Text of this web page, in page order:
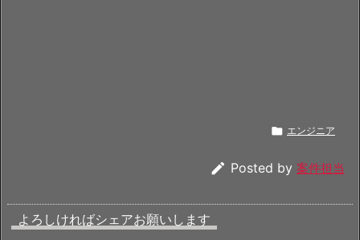
 エンジニア
 Posted by 案件担当
よろしければシェアお願いします